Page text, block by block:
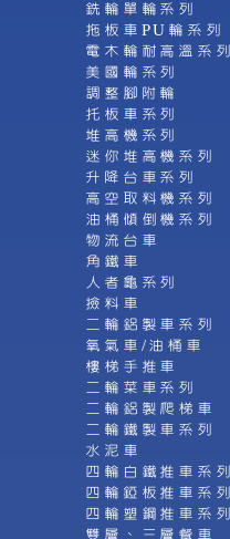
銑輪單輪系列
拖板車PU輪系列
電木輪耐高溫系列
美國輪系列
調整腳附輪
托板車系列
堆高機系列
迷你堆高機系列
升降台車系列
高空取料機系列
油桶傾倒機系列
物流台車
角鐵車
人者龜系列
撿料車
二輪鋁製車系列
氧氣車/油桶車
樓梯手推車
二輪菜車系列
二輪鋁製爬梯車
二輪鐵製車系列
水泥車
四輪白鐵推車系列
四輪錏板推車系列
四輪塑鋼推車系列
雙層、三層餐車